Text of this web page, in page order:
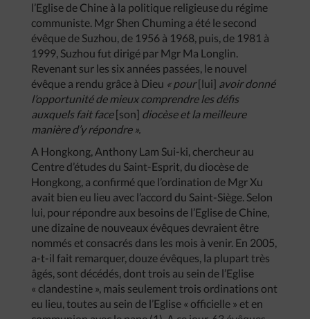
l’Eglise de Chine à la politique religieuse du régime
communiste. Mgr Shen Chuming a été le second
évêque de Suzhou, de 1956 à 1968, puis, de 1981 à
1999, Suzhou fut dirigé par Mgr Ma Longlin.
Revenant sur les six années passées, le nouvel
évêque a rendu grâce à Dieu « pour[lui] avoir donné
l’opportunité de mieux comprendre les défis
auxquels fait face[son] diocèse et la meilleure
manière d’y répondre ».
A Hongkong, Anthony Lam Sui-ki, chercheur au
Centre d’études du Saint-Esprit, du diocèse de
Hongkong, a confirmé que l’ordination de Mgr Xu
avait bien eu lieu avec l’accord du Saint-Siège. Selon
lui, pour répondre aux besoins de l’Eglise de Chine,
une dizaine de nouveaux évêques devraient être
nommés et consacrés dans les mois à venir. En 2005,
a-t-il fait remarquer, douze évêques, la plupart très
âgés, sont décédés, dont trois au sein de l’Eglise
« clandestine », mais seulement trois ordinations ont
eu lieu, toutes au sein de l’Eglise « officielle » et en